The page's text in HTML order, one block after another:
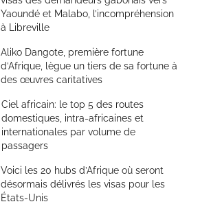
Yaoundé et Malabo, l’incompréhension
à Libreville
Aliko Dangote, première fortune
d’Afrique, lègue un tiers de sa fortune à
des œuvres caritatives
Ciel africain: le top 5 des routes
domestiques, intra-africaines et
internationales par volume de
passagers
Voici les 20 hubs d’Afrique où seront
désormais délivrés les visas pour les
États-Unis